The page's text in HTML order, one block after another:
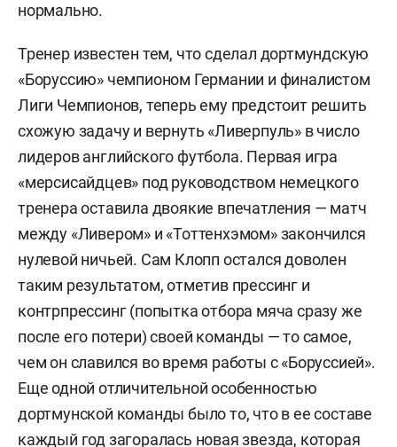
нормально.
Тренер известен тем, что сделал дортмундскую
«Боруссию» чемпионом Германии и финалистом
Лиги Чемпионов, теперь ему предстоит решить
схожую задачу и вернуть «Ливерпуль» в число
лидеров английского футбола. Первая игра
«мерсисайдцев» под руководством немецкого
тренера оставила двоякие впечатления — матч
между «Ливером» и «Тоттенхэмом» закончился
нулевой ничьей. Сам Клопп остался доволен
таким результатом, отметив прессинг и
контрпрессинг (попытка отбора мяча сразу же
после его потери) своей команды — то самое,
чем он славился во время работы с «Боруссией».
Еще одной отличительной особенностью
дортмунской команды было то, что в ее составе
каждый год загоралась новая звезда, которая